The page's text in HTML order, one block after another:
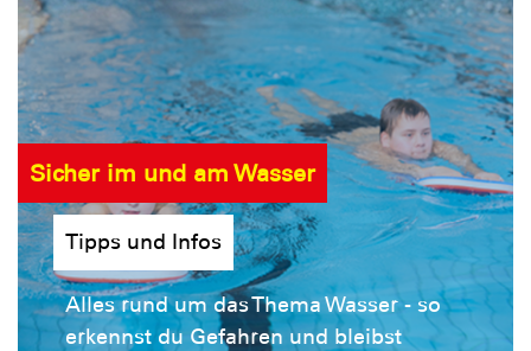
Sicher im und am Wasser
Tipps und Infos
Alles rund um das Thema Wasser - so
erkennst du Gefahren und bleibst